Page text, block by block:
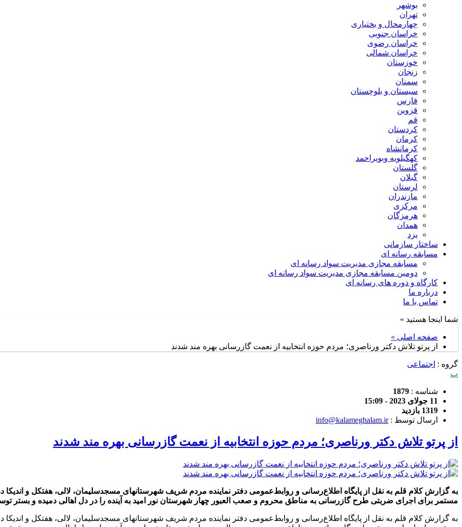
بوشهر
تهران
چهارمحال و بختیاری
خراسان جنوبی
خراسان رضوی
خراسان شمالی
خوزستان
زنجان
سمنان
سیستان و بلوچستان
فارس
قزوین
قم
کردستان
کرمان
کرمانشاه
کهگیلویه وبویراحمد
گلستان
گیلان
لرستان
مازندران
مرکزی
هرمزگان
همدان
یزد
ساختار سازمانی
مسابقه رسانه ای
مسابقه مجازی مدیریت سواد رسانه ای
دومین مسابقه مجازی مدیریت سواد رسانه ای
کارگاه و دوره های رسانه ای
درباره ما
تماس با ما
شما اینجا هستید »
صفحه اصلی »
از پرتو تلاش دکتر ورناصری؛ مردم حوزه انتخابیه از نعمت گازرسانی بهره مند شدند
گروه : اجتماعی
پ
شناسه : 1879
11 جولای 2023 - 15:09
1319 بازدید
ارسال توسط :info@kalameghalam.ir
از پرتو تلاش دکتر ورناصری؛ مردم حوزه انتخابیه از نعمت گازرسانی بهره مند شدند
به گزارش کلام قلم به نقل از پایگاه اطلاع‌رسانی و روابط‌عمومی دفتر نماینده مردم شریف شهرستانهای مسجدسلیمان، لالی، هفتکل و
مستمر برای اجرای ضربتی طرح گازرسانی به مناطق محروم و صعب العبور چهار شهرستان نور امید به آینده را در دل اهالی دمیده و بستر
به گزارش کلام قلم به نقل از پایگاه اطلاع‌رسانی و روابط‌عمومی دفتر نماینده مردم شریف شهرستانهای مسجدسلیمان، لالی، هفتکل و